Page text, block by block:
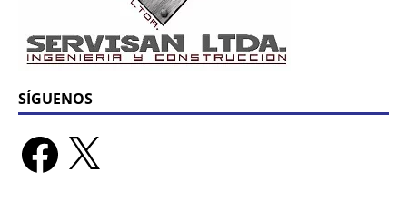
SÍGUENOS